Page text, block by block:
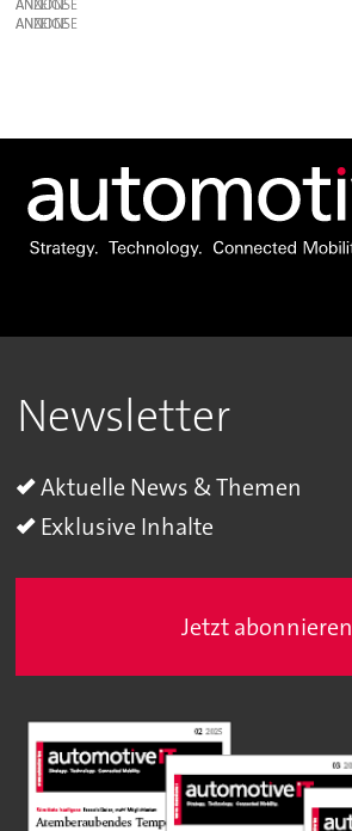
ANZEIGE
ANZEIGE
Newsletter
Aktuelle News & Themen
Exklusive Inhalte
Jetzt abonnieren